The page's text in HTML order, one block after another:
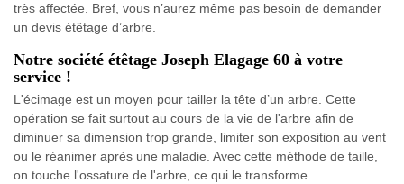
très affectée. Bref, vous n’aurez même pas besoin de demander
un devis étêtage d’arbre.
Notre société étêtage Joseph Elagage 60 à votre
service !
L'écimage est un moyen pour tailler la tête d’un arbre. Cette
opération se fait surtout au cours de la vie de l'arbre afin de
diminuer sa dimension trop grande, limiter son exposition au vent
ou le réanimer après une maladie. Avec cette méthode de taille,
on touche l'ossature de l'arbre, ce qui le transforme